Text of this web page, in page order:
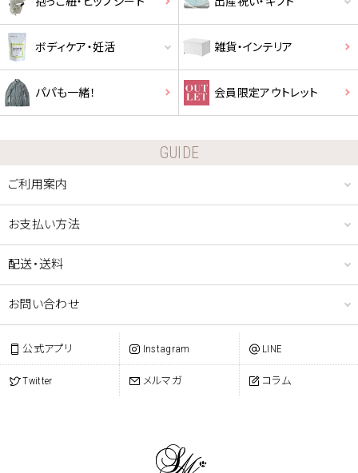
ボディケア・妊活 雑貨・インテリア
パパも一緒！ 会員限定アウトレット
GUIDE
ご利用案内
お支払い方法
配送・送料
お問い合わせ
公式アプリ Instagram LINE
Twitter メルマガ コラム